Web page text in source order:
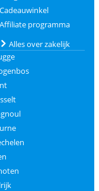
Cadeauwinkel
Affiliate programma
Alles over zakelijk